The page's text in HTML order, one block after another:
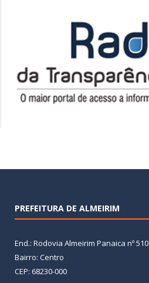
PREFEITURA DE ALMEIRIM
End.: Rodovia Almeirim Panaica nº 510
Bairro: Centro
CEP: 68230-000